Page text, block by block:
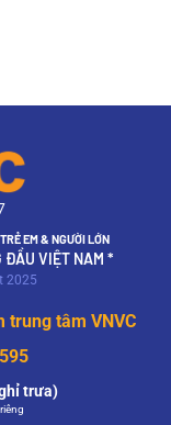
EM & NGƯỜI LỚN
ĐẦU VIỆT NAM *
2025
trung tâm VNVC
trưa)